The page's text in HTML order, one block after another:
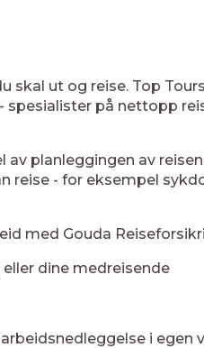
skal ut og reise. Top
på nettopp
av planleggingen av
reise - for eksempel
med Gouda
dine medreisende
i egen